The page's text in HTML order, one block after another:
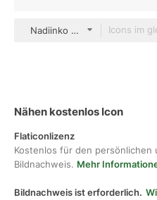
Nadiinko outline
Nähen kostenlos Icon
Flaticonlizenz
Kostenlos für den persönlichen
Bildnachweis. Mehr
Bildnachweis ist erforderlich.